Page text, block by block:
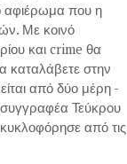
αφιέρωμα που η
Με κοινό
και crime θα
καταλάβετε στην
από δύο μέρη -
Τεύκρου
κυκλοφόρησε από τις